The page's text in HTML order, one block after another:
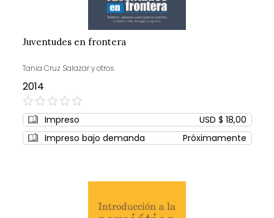
Juventudes en frontera
Tania Cruz Salazar y otros
2014
0%
Impreso
USD $ 18,00
Impreso bajo demanda
Próximamente